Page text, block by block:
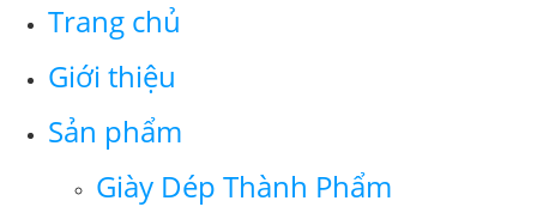
Trang chủ
Giới thiệu
Sản phẩm
Giày Dép Thành Phẩm